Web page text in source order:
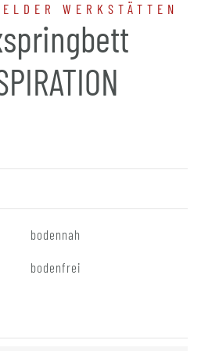
WERKSTÄTTEN
bodennah
bodenfrei